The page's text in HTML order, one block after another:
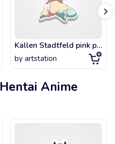
Kallen Stadtfeld pink panties
by artstation
Hentai Anime